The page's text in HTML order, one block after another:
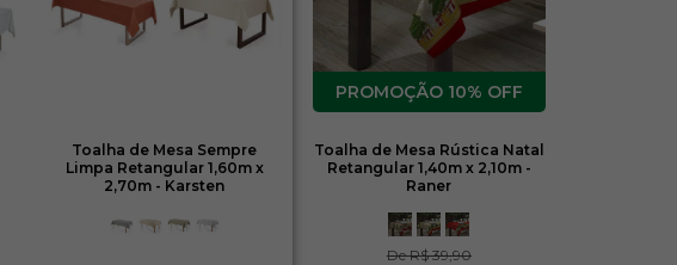
Toalha de Mesa Sempre
Limpa Retangular 1,60m x
2,70m - Karsten
10% OFF
Toalha de Mesa Rústica Natal
Retangular 1,40m x 2,10m -
Raner
DeR$ 39,90